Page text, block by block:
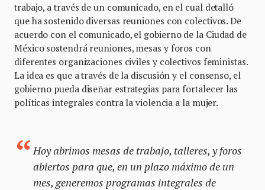
trabajo, a través de un comunicado, en el cual detalló
que ha sostenido diversas reuniones con colectivos. De
acuerdo con el comunicado, el gobierno de la Ciudad de
México sostendrá reuniones, mesas y foros con
diferentes organizaciones civiles y colectivos feministas.
La idea es que a través de la discusión y el consenso, el
gobierno pueda diseñar estrategias para fortalecer las
políticas integrales contra la violencia a la mujer.
Hoy abrimos mesas de trabajo, talleres, y foros
abiertos para que, en un plazo máximo de un
mes, generemos programas integrales de